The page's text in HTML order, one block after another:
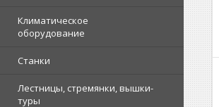
Климатическое
оборудование
Станки
Лестницы, стремянки, вышки-
туры